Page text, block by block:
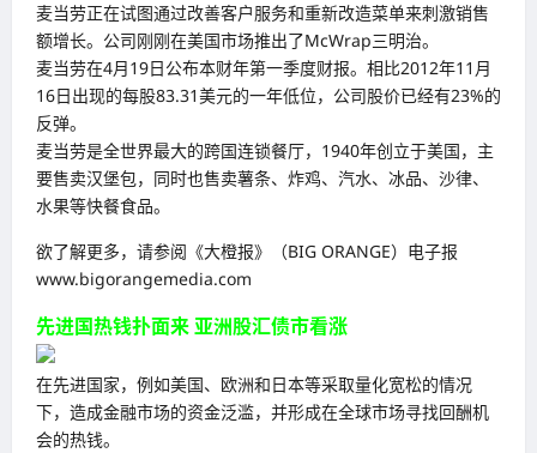
麦当劳正在试图通过改善客户服务和重新改造菜单来刺激销售
额增长。公司刚刚在美国市场推出了McWrap三明治。
麦当劳在4月19日公布本财年第一季度财报。相比2012年11月
16日出现的每股83.31美元的一年低位，公司股价已经有23%的
反弹。
麦当劳是全世界最大的跨国连锁餐厅，1940年创立于美国，主
要售卖汉堡包，同时也售卖薯条、炸鸡、汽水、冰品、沙律、
水果等快餐食品。
欲了解更多，请参阅《大橙报》（BIG ORANGE）电子报
www.bigorangemedia.com
先进国热钱扑面来 亚洲股汇债市看涨
在先进国家，例如美国、欧洲和日本等采取量化宽松的情况
下，造成金融市场的资金泛滥，并形成在全球市场寻找回酬机
会的热钱。